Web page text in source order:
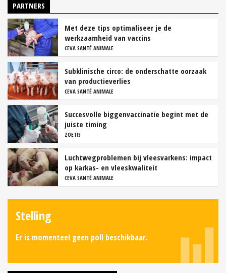
PARTNERS
Met deze tips optimaliseer je de
werkzaamheid van vaccins
CEVA SANTÉ ANIMALE
Subklinische circo: de onderschatte oorzaak
van productieverlies
CEVA SANTÉ ANIMALE
Succesvolle biggenvaccinatie begint met de
juiste timing
ZOETIS
Luchtwegproblemen bij vleesvarkens: impact
op karkas- en vleeskwaliteit
CEVA SANTÉ ANIMALE
Stelling
Er is momenteel geen poll beschikbaar.